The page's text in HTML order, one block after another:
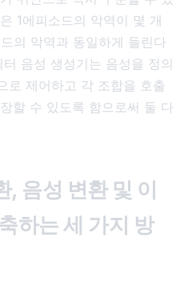
1에피소드의 악역이 몇 개
의 악역과 동일하게 들린다
음성 생성기는 음성을 정의
로 제어하고 각 조합을 호출
할 수 있도록 함으로써 둘 다
, 음성 변환 및 이
하는 세 가지 방